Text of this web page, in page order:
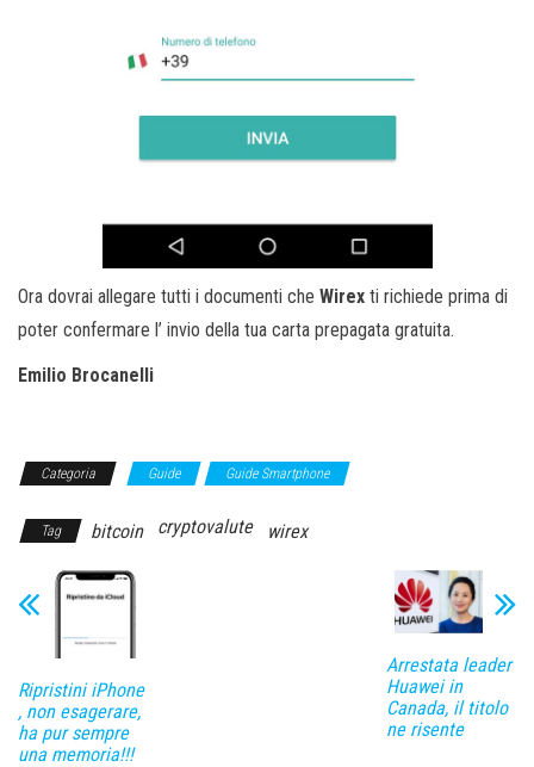
Ora dovrai allegare tutti i documenti che Wirex ti richiede prima di
poter confermare l’ invio della tua carta prepagata gratuita.
Emilio Brocanelli
Categoria Guide Guide Smartphone
Tag bitcoin cryptovalute wirex
Ripristini iPhone
, non esagerare,
ha pur sempre
una memoria!!!
Arrestata leader
Huawei in
Canada, il titolo
ne risente